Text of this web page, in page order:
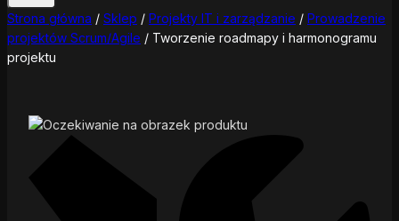
Strona główna / Sklep / Projekty IT i zarządzanie / Prowadzenie
projektów Scrum/Agile / Tworzenie roadmapy i harmonogramu
projektu